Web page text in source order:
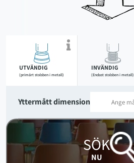
UTVÄNDIG
(primärt stolsben i metall)
INVÄNDIG
(Endast stolsben i metall)
Yttermått dimension
SÖK
NU